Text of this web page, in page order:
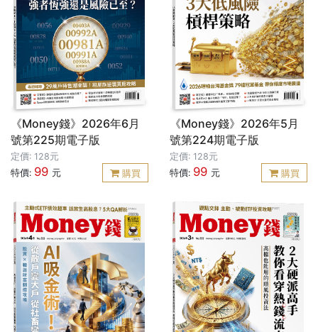
《Money錢》2026年6月
號第225期電子版
定價: 128元
特價: 99 元 購買
《Money錢》2026年5月
號第224期電子版
定價: 128元
特價: 99 元 購買